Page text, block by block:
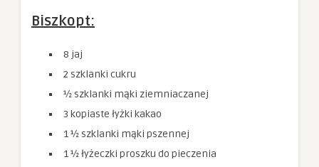
Biszkopt:
8 jaj
2 szklanki cukru
½ szklanki mąki ziemniaczanej
3 kopiaste łyżki kakao
1 ½ szklanki mąki pszennej
1 ½ łyżeczki proszku do pieczenia